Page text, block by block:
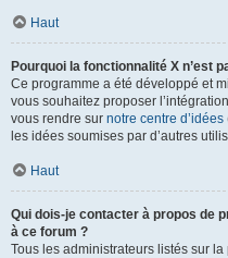
Haut
Pourquoi la fonctionnalité X n’est
Ce programme a été développé et
vous souhaitez proposer
vous rendre sur notre centre d’idées
les idées soumises par d’autres
Haut
Qui dois-je contacter à propos de
à ce forum ?
Tous les administrateurs listés sur